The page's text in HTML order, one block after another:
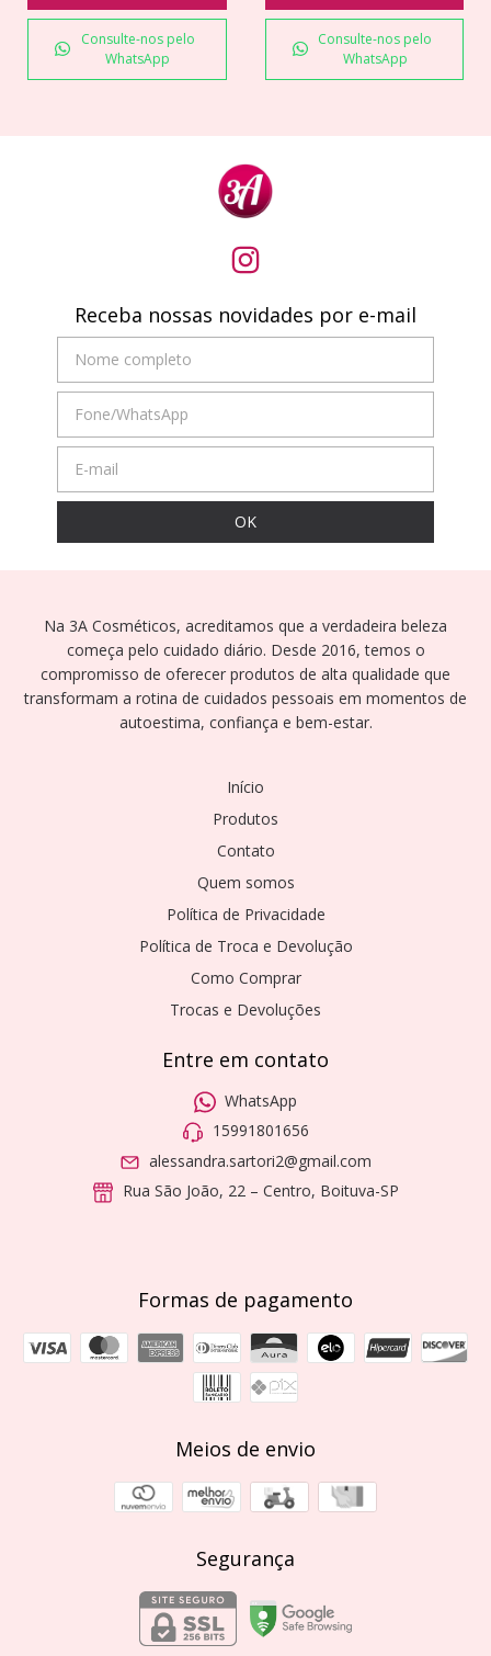
Consulte-nos pelo
WhatsApp
Consulte-nos pelo
WhatsApp
Receba nossas novidades por e-mail
Na 3A Cosméticos, acreditamos que a verdadeira beleza
começa pelo cuidado diário. Desde 2016, temos o
compromisso de oferecer produtos de alta qualidade que
transformam a rotina de cuidados pessoais em momentos de
autoestima, confiança e bem-estar.
Início
Produtos
Contato
Quem somos
Política de Privacidade
Política de Troca e Devolução
Como Comprar
Trocas e Devoluções
Entre em contato
WhatsApp
15991801656
alessandra.sartori2@gmail.com
Rua São João, 22 – Centro, Boituva-SP
Formas de pagamento
Meios de envio
Segurança